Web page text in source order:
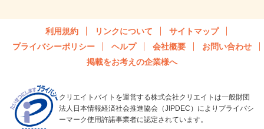
利用規約 リンクについて
サイトマップ
プライバシーポリシー
ヘルプ 会社概要
お問い合わせ
掲載をお考えの企業様へ
クリエイトバイトを運営する株式会社クリエイトは一般財団
法人日本情報経済社会推進協会（JIPDEC）によりプライバシ
ーマーク使用許諾事業者に認定されています。